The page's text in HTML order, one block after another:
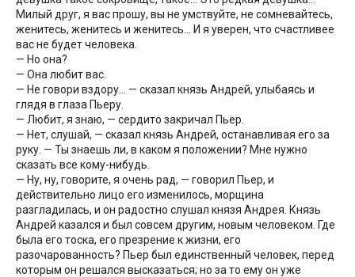
Милый друг, я вас прошу, вы не умствуйте, не сомневайтесь,
женитесь, женитесь и женитесь… И я уверен, что счастливее
вас не будет человека.
— Но она?
— Она любит вас.
— Не говори вздору… — сказал князь Андрей, улыбаясь и
глядя в глаза Пьеру.
— Любит, я знаю, — сердито закричал Пьер.
— Нет, слушай, — сказал князь Андрей, останавливая его за
руку. — Ты знаешь ли, в каком я положении? Мне нужно
сказать все кому-нибудь.
— Ну, ну, говорите, я очень рад, — говорил Пьер, и
действительно лицо его изменилось, морщина
разгладилась, и он радостно слушал князя Андрея. Князь
Андрей казался и был совсем другим, новым человеком. Где
была его тоска, его презрение к жизни, его
разочарованность? Пьер был единственный человек, перед
которым он решался высказаться; но за то ему он уже